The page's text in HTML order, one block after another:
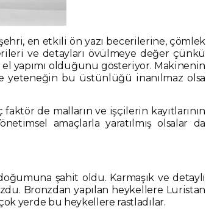
en etkili ön yazı becerilerine, çömlek
ve detayları övülmeye değer çünkü
yapımı olduğunu gösteriyor. Makinenin
yeteneğin bu üstünlüğü inanılmaz olsa
de malların ve işçilerin kayıtlarının
amaçlarla yaratılmış olsalar da
şahit oldu. Karmaşık ve detaylı
Bronzdan yapılan heykellere Luristan
yerde bu heykellere rastladılar.